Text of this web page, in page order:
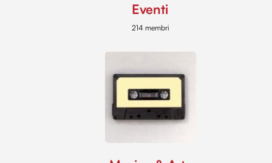
Eventi
214 membri